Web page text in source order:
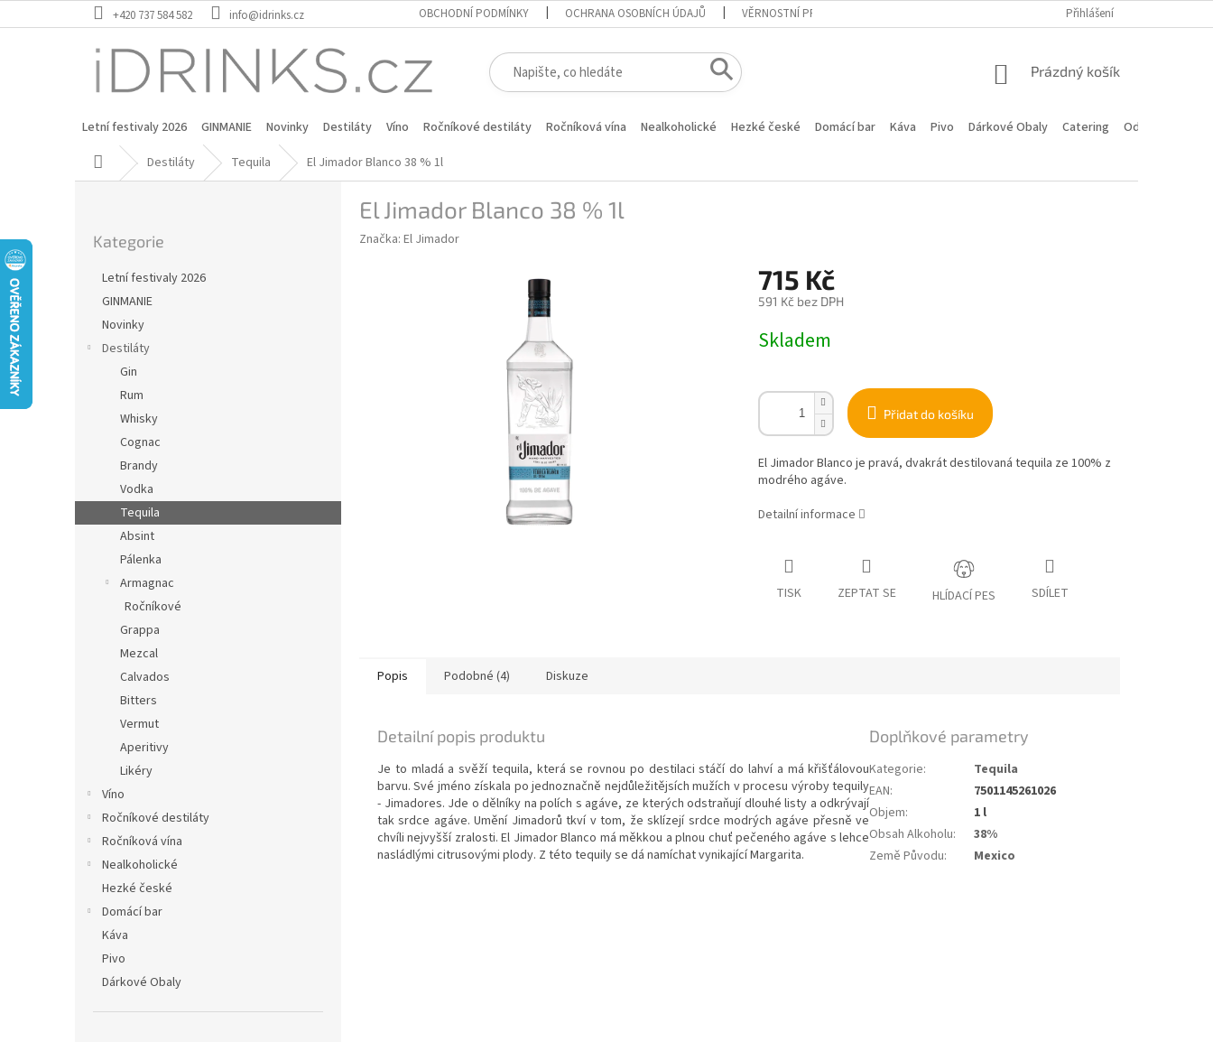
na
+420 737 584 582 info@idrinks.cz OBCHODNÍ PODMÍNKY OCHRANA OSOBNÍCH ÚDAJŮ VĚRNOSTNÍ PROGRAM HODNOCENÍ OBCHODU
Přihlášení
NÁKUPNÍ
Prázdný košík
Letní festivaly 2026 GINMANIE Novinky Destiláty Víno Ročníkové destiláty Ročníková vína Nealkoholické Hezké české Domácí bar Káva Pivo Dárkové Obaly Catering
Odstoupení od
Domů Destiláty Tequila El Jimador Blanco 38 % 1l
kategorie
Kategorie
Letní festivaly 2026
GINMANIE
Novinky
Destiláty
Gin
Rum
Whisky
Cognac
Brandy
Vodka
Tequila
Absint
Pálenka
Armagnac
Ročníkové
Grappa
Mezcal
Calvados
Bitters
Vermut
Aperitivy
Likéry
Víno
Ročníkové destiláty
Ročníková vína
Nealkoholické
Hezké české
Domácí bar
Káva
Pivo
Dárkové Obaly
El Jimador Blanco 38 % 1l
Značka: El Jimador
715 Kč
591 Kč bez DPH
cena:
Skladem
Přidat do košíku
El Jimador Blanco je pravá, dvakrát destilovaná tequila ze 100% z
modrého agáve.
Detailní informace
TISK ZEPTAT SE HLÍDACÍ PES SDÍLET
Popis Podobné (4) Diskuze
Detailní popis produktu
Je to mladá a svěží tequila, která se rovnou po destilaci stáčí do lahví a má křišťálovou
barvu. Své jméno získala po jednoznačně nejdůležitějsích mužích v procesu výroby tequily
- Jimadores. Jde o dělníky na polích s agáve, ze kterých odstraňují dlouhé listy a odkrývají
tak srdce agáve. Umění Jimadorů tkví v tom, že sklízejí srdce modrých agáve přesně ve
chvíli nejvyšší zralosti. El Jimador Blanco má měkkou a plnou chuť pečeného agáve s lehce
nasládlými citrusovými plody. Z této tequily se dá namíchat vynikající Margarita.
Doplňkové parametry
Kategorie:
Tequila
EAN:
7501145261026
Objem:
1 l
Obsah Alkoholu:
38%
Země Původu: Mexico